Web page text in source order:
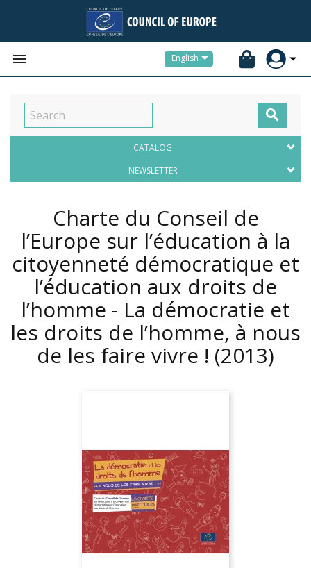
 English

CATALOG
NEWSLETTER
Charte du Conseil de
l’Europe sur l’éducation à la
citoyenneté démocratique et
l’éducation aux droits de
l’homme - La démocratie et
les droits de l’homme, à nous
de les faire vivre ! (2013)